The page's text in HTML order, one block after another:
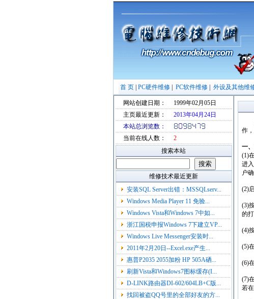
首 页 PC硬件维修 PC软件维修 外设及其他维
网站创建日期：
1999年02月05日
主页最近更新：
2013年04月24日
本站总浏览数：
当前在线人数：
2
搜索本站
维修技术最近更新
安装SQL Server出错：MSSQLserv...
Windows Media Player 11 免验...
Windows Vista和Windows 7中如...
浙江国税申报Windows 7下建立VP...
Windows Live Messenger安装时...
2011年2月20日--Excel.exe产生...
惠普P2035 2055加粉 HP 505A硒...
刷新Vista和Windows7图标缓存(I...
D-LINK路由器DI-602/604LB+C版...
找回被盗QQ号里的全部好友的方...
作
一
(1)
进
户确
(2)
(3)
的打
(4)
(5)
(6)
(7)
若